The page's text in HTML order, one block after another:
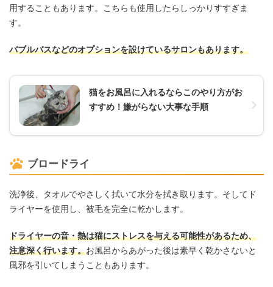
用することもあります。こちらも使用したらしっかりすすぎま
す。
バブルバスなどのオプションを設けているサロンもあります。
猫をお風呂に入れるならこのやり方がお
すすめ！嫌がらない大事な手順
ブロードライ
洗浄後、タオルでやさしく拭いて水分を拭き取ります。そしてド
ライヤーを使用し、被毛を完全に乾かします。
ドライヤーの音・熱は猫にストレスを与える可能性があるため、
注意深く行います。お風呂からあがった後は素早く乾かさないと
風邪を引いてしまうこともあります。